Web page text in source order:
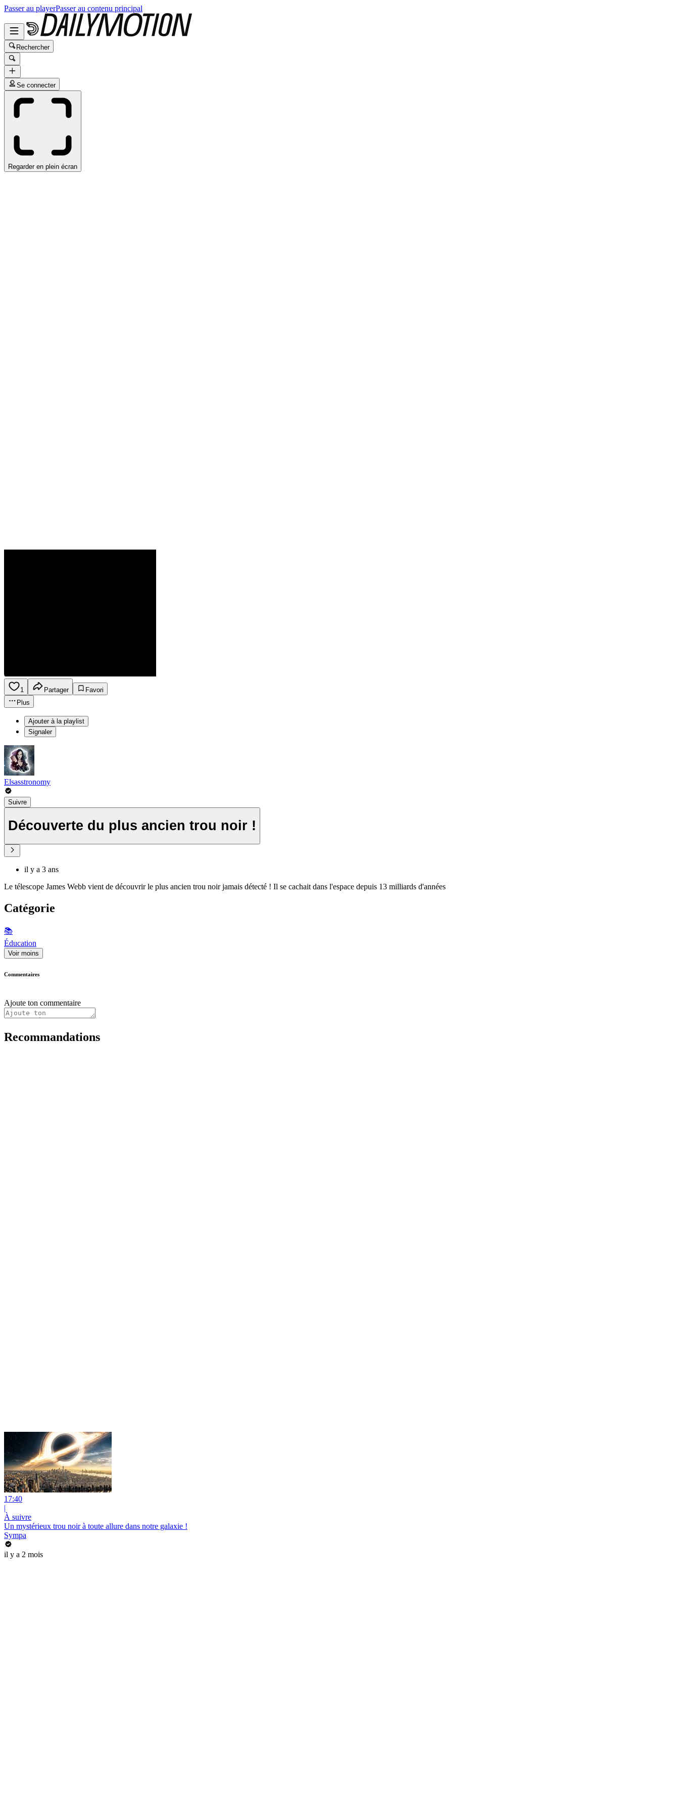
Passer au playerPasser au contenu principal
Rechercher
Se connecter
Regarder en plein écran
1 Partager
Favori
Plus
Ajouter à la playlist
Signaler
Elsasstronomy
Suivre
Découverte du plus ancien trou noir !
il y a 3 ans
Le télescope James Webb vient de découvrir le plus ancien trou noir jamais détecté ! Il se cachait dans l'espace depuis 13 milliards d'années
Catégorie
📚
Éducation
Voir moins
Commentaires
Ajoute ton commentaire
Recommandations
17:40
|
À suivre
Un mystérieux trou noir à toute allure dans notre galaxie !
Sympa
il y a 2 mois